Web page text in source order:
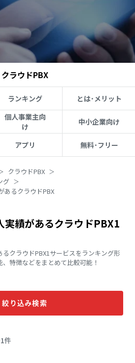
クラウドPBX
ランキング とは･メリット
個人事業主向
け
中小企業向け
アプリ 無料･フリー
クラウドPBX
グ
あるクラウドPBX
実績があるクラウドPBX1
クラウドPBX1サービスをランキング形
特徴などをまとめて比較可能！
絞り込み検索
件